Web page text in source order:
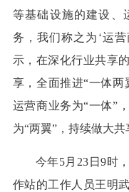
等基础设施的建设、
务，我们称之为‘运
示，在深化行业共享
享，全面推进“一体两
运营商业务为“一体”
为“两翼”，持续做大共
今年5月23日9时
作站的工作人员王明